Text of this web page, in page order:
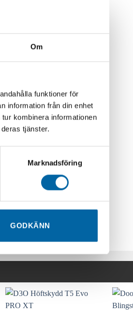
Om
funktioner för
information från din enhet
kombinera informationen
tjänster.
Marknadsföring
GODKÄNN